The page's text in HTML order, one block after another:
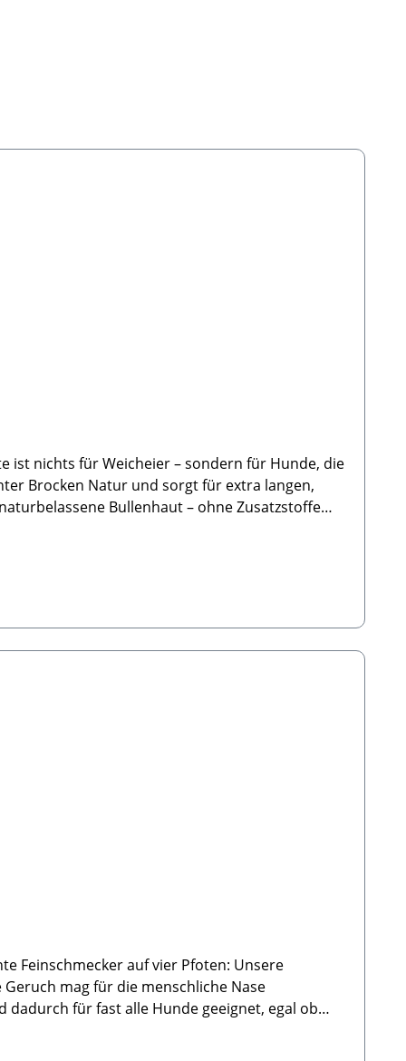
ist nichts für Weicheier – sondern für Hunde, die
Brocken Natur und sorgt für extra langen,
Bestandteile:Rohprotein:
mag für die menschliche Nase
für fast alle Hunde geeignet, egal ob
sondern auch zur natürlichen Zahnpflege